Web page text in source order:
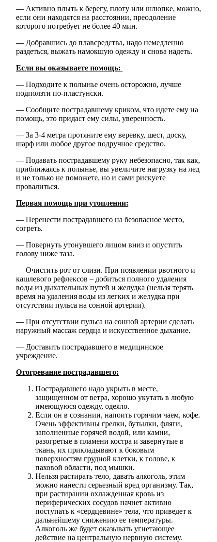
— Активно плыть к берегу, плоту или шлюпке, можно,
если они находятся на расстоянии, преодоление
которого потребует не более 40 мин.
— Добравшись до плавсредства, надо немедленно
раздеться, выжать намокшую одежду и снова надеть.
Если вы оказываете помощь:
— Подходите к полынье очень осторожно, лучше
подползти по-пластунски.
— Сообщите пострадавшему криком, что идете ему на
помощь, это придаст ему силы, уверенность.
— За 3-4 метра протяните ему веревку, шест, доску,
шарф или любое другое подручное средство.
— Подавать пострадавшему руку небезопасно, так как,
приближаясь к полынье, вы увеличите нагрузку на лед
и не только не поможете, но и сами рискуете
провалиться.
Первая помощь при утоплении:
— Перенести пострадавшего на безопасное место,
согреть.
— Повернуть утонувшего лицом вниз и опустить
голову ниже таза.
— Очистить рот от слизи. При появлении рвотного и
кашлевого рефлексов – добиться полного удаления
воды из дыхательных путей и желудка (нельзя терять
время на удаления воды из легких и желудка при
отсутствии пульса на сонной артерии).
— При отсутствии пульса на сонной артерии сделать
наружный массаж сердца и искусственное дыхание.
— Доставить пострадавшего в медицинское
учреждение.
Отогревание пострадавшего:
Пострадавшего надо укрыть в месте,
защищенном от ветра, хорошо укутать в любую
имеющуюся одежду, одеяло.
Если он в сознании, напоить горячим чаем, кофе.
Очень эффективны грелки, бутылки, фляги,
заполненные горячей водой, или камни,
разогретые в пламени костра и завернутые в
ткань, их прикладывают к боковым
поверхностям грудной клетки, к голове, к
паховой области, под мышки.
Нельзя растирать тело, давать алкоголь, этим
можно нанести серьезный вред организму. Так,
при растирании охлажденная кровь из
периферических сосудов начнет активно
поступать к «сердцевине» тела, что приведет к
дальнейшему снижению ее температуры.
Алкоголь же будет оказывать угнетающее
действие на центральную нервную систему.
Администрация
Туризм